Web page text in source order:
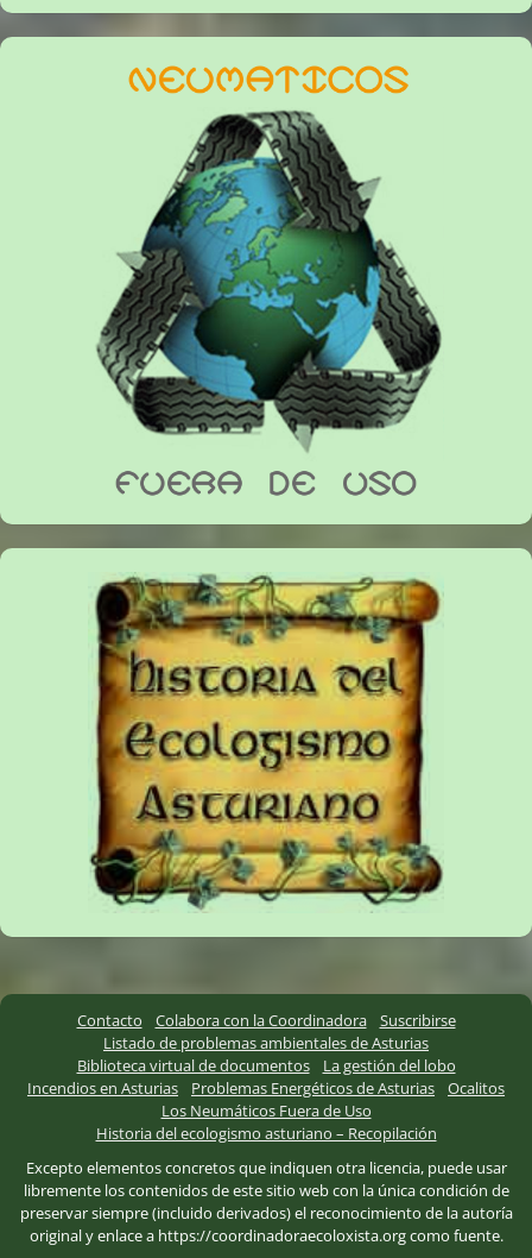
Contacto Colabora con la Coordinadora
Suscribirse
Listado de problemas ambientales de Asturias
Biblioteca virtual de documentos
La gestión del lobo
Incendios en Asturias
Problemas Energéticos de Asturias
Ocalitos
Los Neumáticos Fuera de Uso
Historia del ecologismo asturiano – Recopilación
Excepto elementos concretos que indiquen otra licencia, puede usar
libremente los contenidos de este sitio web con la única condición de
preservar siempre (incluido derivados) el reconocimiento de la autoría
original y enlace a https://coordinadoraecoloxista.org como fuente.